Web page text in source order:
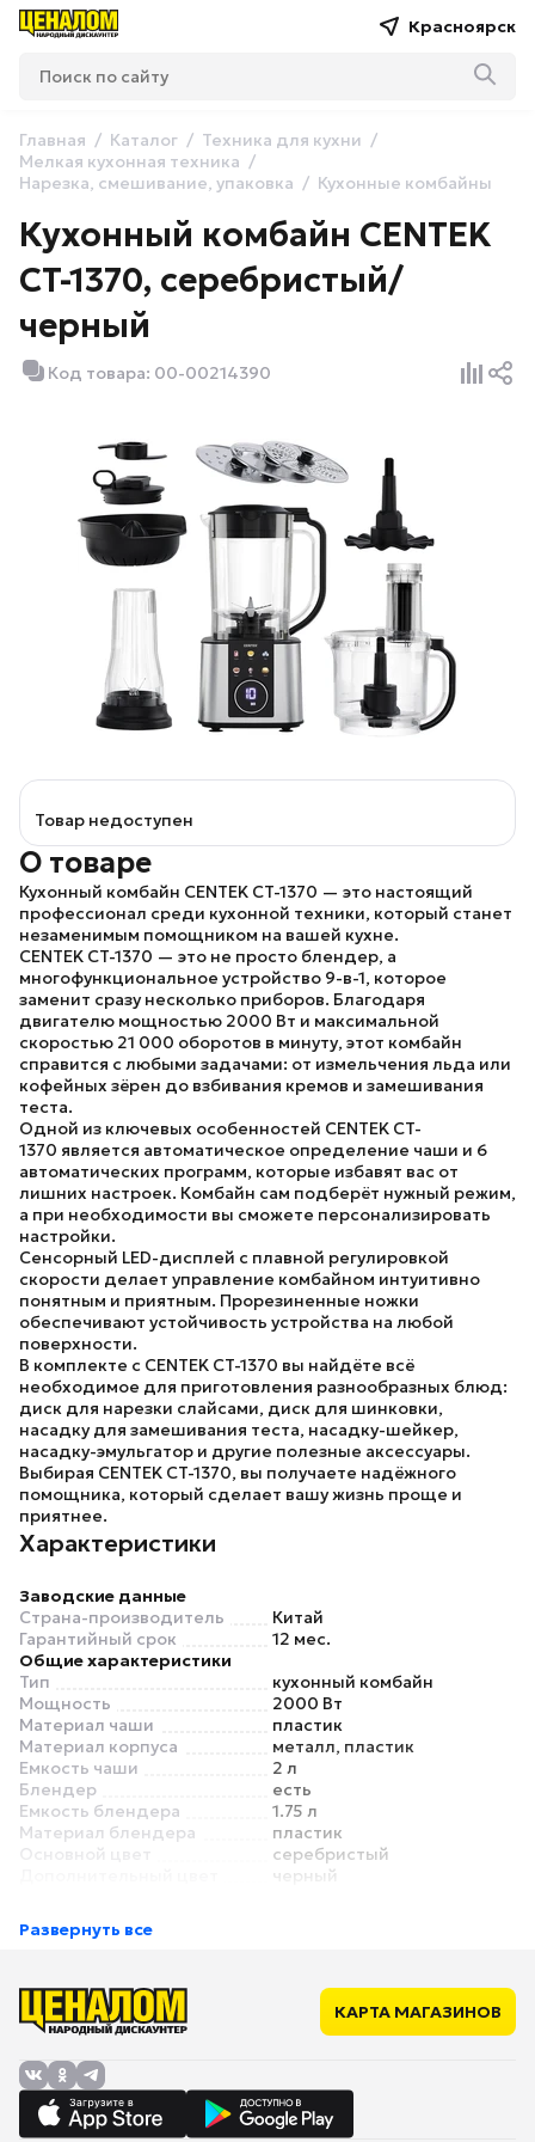
Красноярск
Главная Каталог
Техника для кухни
Мелкая кухонная техника
Нарезка, смешивание, упаковка
Кухонные комбайны
Кухонный комбайн CENTEK
CT-1370, серебристый/
черный
Код товара: 00-00214390
Товар недоступен
О товаре
Кухонный комбайн CENTEK CT-1370 — это настоящий
профессионал среди кухонной техники, который станет
незаменимым помощником на вашей кухне.
CENTEK CT-1370 — это не просто блендер, а
многофункциональное устройство 9-в-1, которое
заменит сразу несколько приборов. Благодаря
двигателю мощностью 2000 Вт и максимальной
скоростью 21 000 оборотов в минуту, этот комбайн
справится с любыми задачами: от измельчения льда или
кофейных зёрен до взбивания кремов и замешивания
теста.
Одной из ключевых особенностей CENTEK CT-
1370 является автоматическое определение чаши и 6
автоматических программ, которые избавят вас от
лишних настроек. Комбайн сам подберёт нужный режим,
а при необходимости вы сможете персонализировать
настройки.
Сенсорный LED-дисплей с плавной регулировкой
скорости делает управление комбайном интуитивно
понятным и приятным. Прорезиненные ножки
обеспечивают устойчивость устройства на любой
поверхности.
В комплекте с CENTEK CT-1370 вы найдёте всё
необходимое для приготовления разнообразных блюд:
диск для нарезки слайсами, диск для шинковки,
насадку для замешивания теста, насадку-шейкер,
насадку-эмульгатор и другие полезные аксессуары.
Выбирая CENTEK CT-1370, вы получаете надёжного
помощника, который сделает вашу жизнь проще и
приятнее.
Характеристики
Заводские данные
Страна-производитель
Китай
Гарантийный срок
12 мес.
Общие характеристики
Тип
кухонный комбайн
Мощность
2000 Вт
Материал чаши
пластик
Материал корпуса
металл, пластик
Емкость чаши
2 л
Блендер
есть
Емкость блендера
1.75 л
Материал блендера
пластик
Основной цвет
серебристый
черный
Дисплей
Количество скоростей
Насадки
Насадка для теста (крюк)
(венчик)
Соковыжималка
есть
Терка
есть
Количество терок в
2
Развернуть все
КАРТА МАГАЗИНОВ